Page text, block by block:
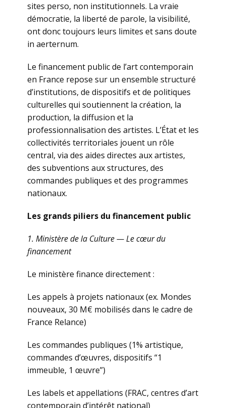
sites perso, non institutionnels. La vraie
démocratie, la liberté de parole, la visibilité,
ont donc toujours leurs limites et sans doute
in aerternum.
Le financement public de l’art contemporain
en France repose sur un ensemble structuré
d’institutions, de dispositifs et de politiques
culturelles qui soutiennent la création, la
production, la diffusion et la
professionnalisation des artistes. L’État et les
collectivités territoriales jouent un rôle
central, via des aides directes aux artistes,
des subventions aux structures, des
commandes publiques et des programmes
nationaux.
Les grands piliers du financement public
1. Ministère de la Culture — Le cœur du
financement
Le ministère finance directement :
Les appels à projets nationaux (ex. Mondes
nouveaux, 30 M€ mobilisés dans le cadre de
France Relance)
Les commandes publiques (1% artistique,
commandes d’œuvres, dispositifs “1
immeuble, 1 œuvre”)
Les labels et appellations (FRAC, centres d’art
contemporain d’intérêt national)